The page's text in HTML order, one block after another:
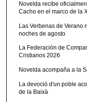
Novelda recibe
Cacho en el marco de la
Las Verbenas de Verano
noches de agosto
La Federación de
Cristianos 2026
Novelda acompaña a la
La devoció d'un poble
de la Baixà